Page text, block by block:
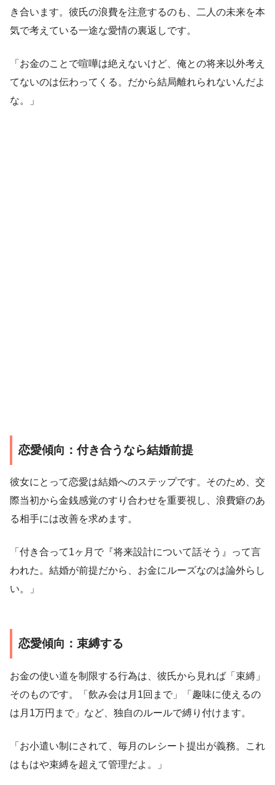
き合います。彼氏の浪費を注意するのも、二人の未来を本
気で考えている一途な愛情の裏返しです。
「お金のことで喧嘩は絶えないけど、俺との将来以外考え
てないのは伝わってくる。だから結局離れられないんだよ
な。」
恋愛傾向：付き合うなら結婚前提
彼女にとって恋愛は結婚へのステップです。そのため、交
際当初から金銭感覚のすり合わせを重要視し、浪費癖のあ
る相手には改善を求めます。
「付き合って1ヶ月で『将来設計について話そう』って言
われた。結婚が前提だから、お金にルーズなのは論外らし
い。」
恋愛傾向：束縛する
お金の使い道を制限する行為は、彼氏から見れば「束縛」
そのものです。「飲み会は月1回まで」「趣味に使えるの
は月1万円まで」など、独自のルールで縛り付けます。
「お小遣い制にされて、毎月のレシート提出が義務。これ
はもはや束縛を超えて管理だよ。」